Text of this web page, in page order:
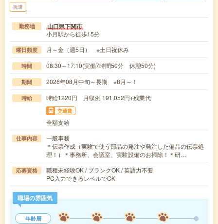
派遣
勤務地 山口県下関市
小月駅から徒歩15分
曜日頻度 月～金（週5日） ※土日祝休み
時間 08:30～17:10(実働7時間50分 休憩50分)
期間 2026年08月中旬～長期 ※8月～！
時給 時給1220円 月収例 191,052円+残業代
交通費
全額支給
仕事内容
一般事務
＊伝票作成（実験で使う部品の発注や発注した備品の伝票処
理！）＊事務所、会議室、実験設備のお掃除！＊研…
応募資格
職種未経験OK / ブランクOK / 英語力不要
PC入力できるレベルでOK
職場の雰囲気
年齢層